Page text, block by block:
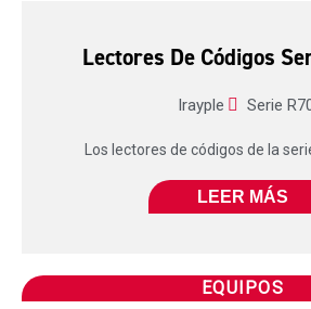
Lectores De Códigos
Irayple Serie
Los lectores de códigos de la
LEER MÁS
EQUIPOS